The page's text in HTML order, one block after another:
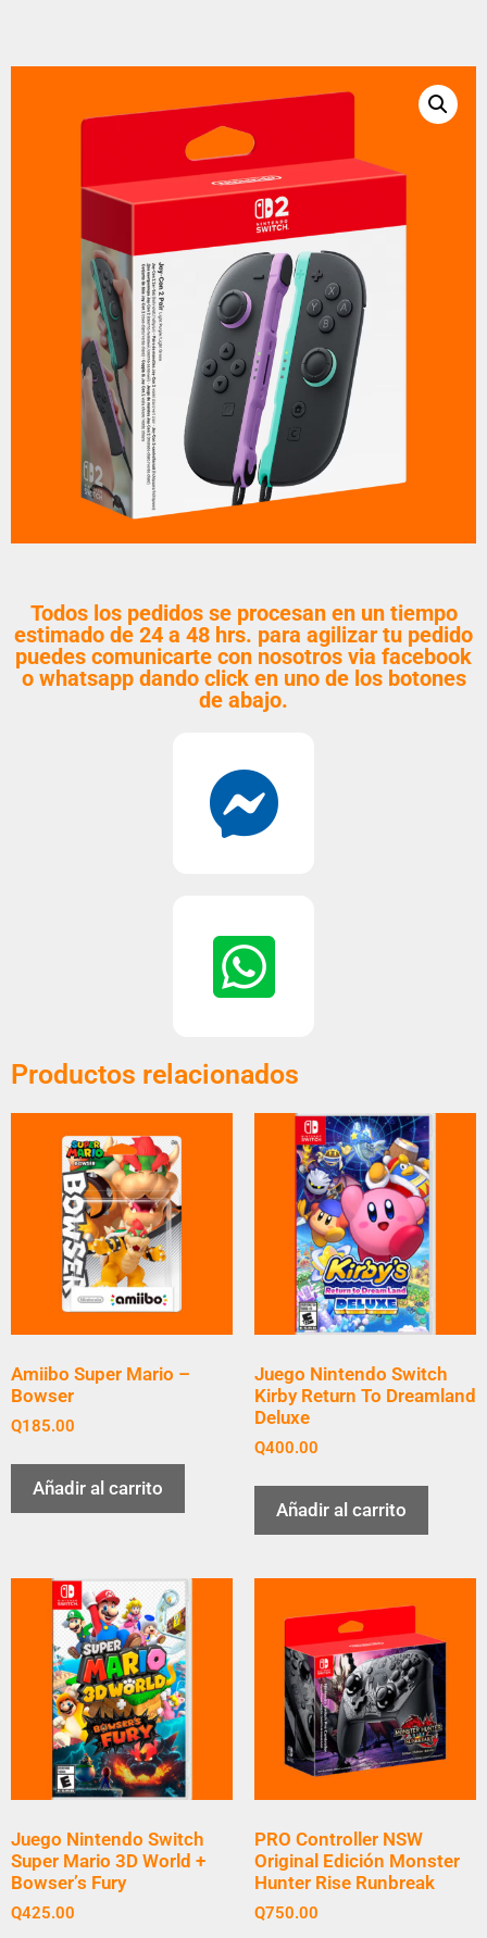
Todos los pedidos se procesan en un tiempo
estimado de 24 a 48 hrs. para agilizar tu pedido
puedes comunicarte con nosotros via facebook
o whatsapp dando click en uno de los botones
de abajo.
Productos relacionados
Amiibo Super Mario –
Bowser
Q185.00
Añadir al carrito
Juego Nintendo Switch
Kirby Return To Dreamland
Deluxe
Q400.00
Añadir al carrito
Juego Nintendo Switch
Super Mario 3D World +
Bowser’s Fury
Q425.00
PRO Controller NSW
Original Edición Monster
Hunter Rise Runbreak
Q750.00